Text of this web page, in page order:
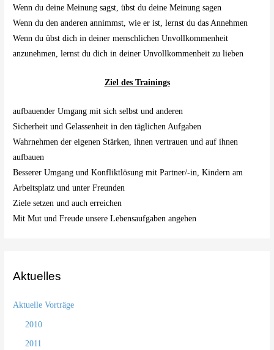
Wenn du deine Meinung sagst, übst du deine Meinung sagen
Wenn du den anderen annimmst, wie er ist, lernst du das Annehmen
Wenn du übst dich in deiner menschlichen Unvollkommenheit
anzunehmen, lernst du dich in deiner Unvollkommenheit zu lieben
Ziel des Trainings
aufbauender Umgang mit sich selbst und anderen
Sicherheit und Gelassenheit in den täglichen Aufgaben
Wahrnehmen der eigenen Stärken, ihnen vertrauen und auf ihnen
aufbauen
Besserer Umgang und Konfliktlösung mit Partner/-in, Kindern am
Arbeitsplatz und unter Freunden
Ziele setzen und auch erreichen
Mit Mut und Freude unsere Lebensaufgaben angehen
Aktuelles
Aktuelle Vorträge
2010
2011